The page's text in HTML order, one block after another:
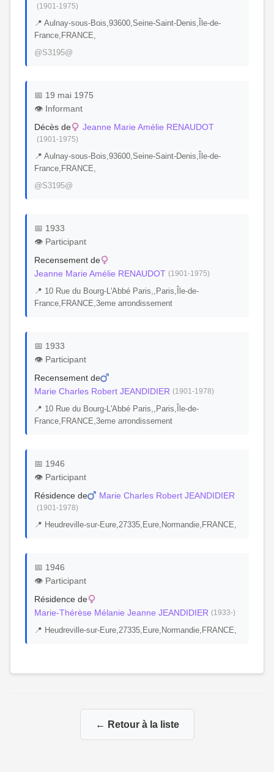
(1901-1975)
📍 Aulnay-sous-Bois,93600,Seine-Saint-Denis,Île-de-
France,FRANCE,
@S3195@
📅 19 mai 1975
👁️ Informant
Décès de
Jeanne Marie Amélie RENAUDOT
(1901-1975)
📍 Aulnay-sous-Bois,93600,Seine-Saint-Denis,Île-de-
France,FRANCE,
@S3195@
📅 1933
👁️ Participant
Recensement de
Jeanne Marie Amélie RENAUDOT (1901-1975)
📍 10 Rue du Bourg-L'Abbé Paris,,Paris,Île-de-
France,FRANCE,3eme arrondissement
📅 1933
👁️ Participant
Recensement de
Marie Charles Robert JEANDIDIER (1901-1978)
📍 10 Rue du Bourg-L'Abbé Paris,,Paris,Île-de-
France,FRANCE,3eme arrondissement
📅 1946
👁️ Participant
Résidence de
Marie Charles Robert JEANDIDIER
(1901-1978)
📍 Heudreville-sur-Eure,27335,Eure,Normandie,FRANCE,
📅 1946
👁️ Participant
Résidence de
Marie-Thérèse Mélanie Jeanne JEANDIDIER (1933-)
📍 Heudreville-sur-Eure,27335,Eure,Normandie,FRANCE,
← Retour à la liste